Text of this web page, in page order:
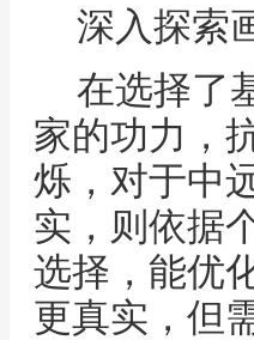
深入探索
在选择了
家的功力，
烁，对于中
实，则依据
选择，能优
更真实，但